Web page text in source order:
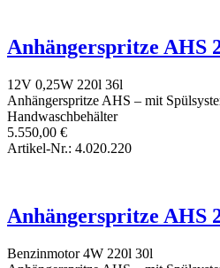
Anhängerspritze AHS
12V 0,25W 220l 36l
Anhängerspritze AHS – mit
Handwaschbehälter
5.550,00 €
Artikel-Nr.: 4.020.220
Anhängerspritze AHS
Benzinmotor 4W 220l 30l